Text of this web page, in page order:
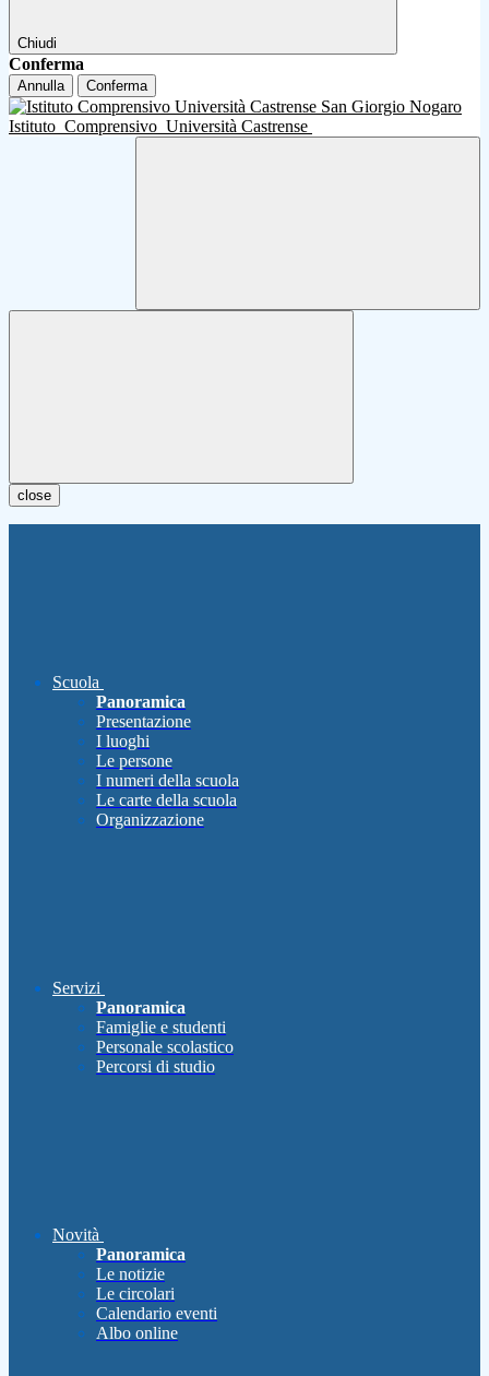
Chiudi
Conferma
Annulla Conferma
Istituto Comprensivo Università Castrense
close
Scuola
Panoramica
Presentazione
I luoghi
Le persone
I numeri della scuola
Le carte della scuola
Organizzazione
Servizi
Panoramica
Famiglie e studenti
Personale scolastico
Percorsi di studio
Novità
Panoramica
Le notizie
Le circolari
Calendario eventi
Albo online